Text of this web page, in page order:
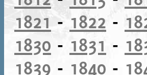
1821-1822 -
1830 - 1831 -
1839 - 1840 -